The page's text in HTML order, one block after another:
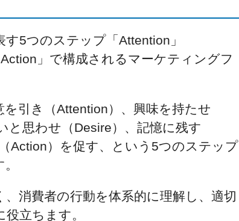
5つのステップ「Attention」
」で構成されるマーケティングフ
引き（Attention）、興味を持たせ
と思わせ（Desire）、記憶に残す
Action）を促す、という5つのステップ
消費者の行動を体系的に理解し、適切
立ちます。